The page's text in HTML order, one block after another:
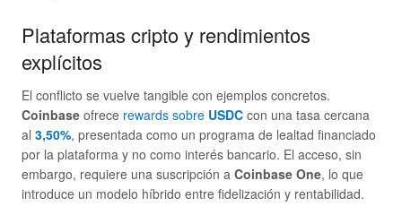
Plataformas cripto y rendimientos
explícitos
El conflicto se vuelve tangible con ejemplos concretos.
Coinbase ofrece rewards sobre USDC con una tasa cercana
al 3,50%, presentada como un programa de lealtad financiado
por la plataforma y no como interés bancario. El acceso, sin
embargo, requiere una suscripción a Coinbase One, lo que
introduce un modelo híbrido entre fidelización y rentabilidad.